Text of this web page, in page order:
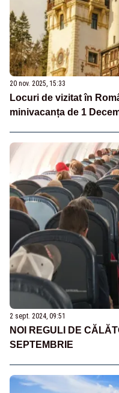
20 nov. 2025, 15:33
Locuri de vizitat în
minivacanța de 1
2 sept. 2024, 09:51
NOI REGULI DE
SEPTEMBRIE